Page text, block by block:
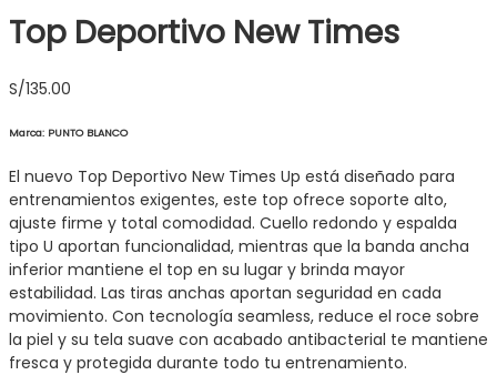
Top Deportivo New Times
S/135.00
Marca: PUNTO BLANCO
El nuevo Top Deportivo New Times Up está diseñado para
entrenamientos exigentes, este top ofrece soporte alto,
ajuste firme y total comodidad. Cuello redondo y espalda
tipo U aportan funcionalidad, mientras que la banda ancha
inferior mantiene el top en su lugar y brinda mayor
estabilidad. Las tiras anchas aportan seguridad en cada
movimiento. Con tecnología seamless, reduce el roce sobre
la piel y su tela suave con acabado antibacterial te mantiene
fresca y protegida durante todo tu entrenamiento.